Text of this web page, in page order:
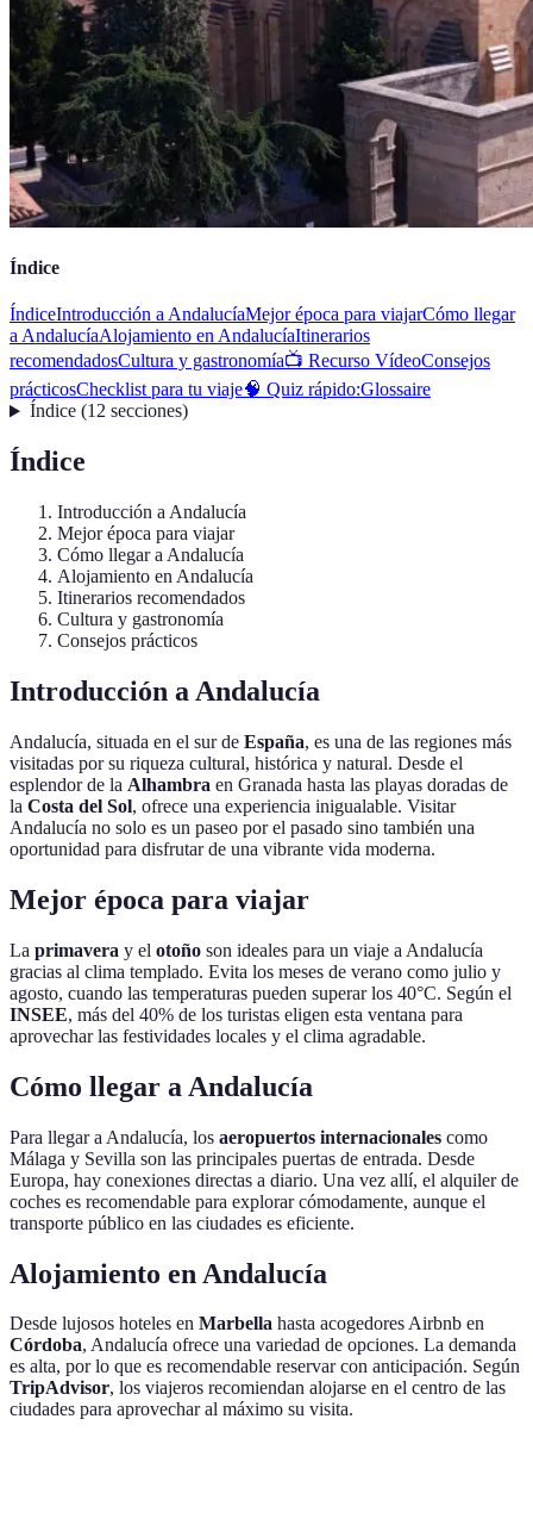
Índice
ÍndiceIntroducción a AndalucíaMejor época para viajarCómo llegar
a AndalucíaAlojamiento en AndalucíaItinerarios
recomendadosCultura y gastronomía📺 Recurso VídeoConsejos
prácticosChecklist para tu viaje🧠 Quiz rápido:Glossaire
Índice(12 secciones)
Índice
Introducción a Andalucía
Mejor época para viajar
Cómo llegar a Andalucía
Alojamiento en Andalucía
Itinerarios recomendados
Cultura y gastronomía
Consejos prácticos
Introducción a Andalucía
Andalucía, situada en el sur de España, es una de las regiones más
visitadas por su riqueza cultural, histórica y natural. Desde el
esplendor de la Alhambra en Granada hasta las playas doradas de
la Costa del Sol, ofrece una experiencia inigualable. Visitar
Andalucía no solo es un paseo por el pasado sino también una
oportunidad para disfrutar de una vibrante vida moderna.
Mejor época para viajar
La primavera y el otoño son ideales para un viaje a Andalucía
gracias al clima templado. Evita los meses de verano como julio y
agosto, cuando las temperaturas pueden superar los 40°C. Según el
INSEE, más del 40% de los turistas eligen esta ventana para
aprovechar las festividades locales y el clima agradable.
Cómo llegar a Andalucía
Para llegar a Andalucía, los aeropuertos internacionales como
Málaga y Sevilla son las principales puertas de entrada. Desde
Europa, hay conexiones directas a diario. Una vez allí, el alquiler de
coches es recomendable para explorar cómodamente, aunque el
transporte público en las ciudades es eficiente.
Alojamiento en Andalucía
Desde lujosos hoteles en Marbella hasta acogedores Airbnb en
Córdoba, Andalucía ofrece una variedad de opciones. La demanda
es alta, por lo que es recomendable reservar con anticipación. Según
TripAdvisor, los viajeros recomiendan alojarse en el centro de las
ciudades para aprovechar al máximo su visita.